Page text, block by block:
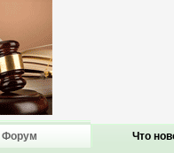
Форум Что